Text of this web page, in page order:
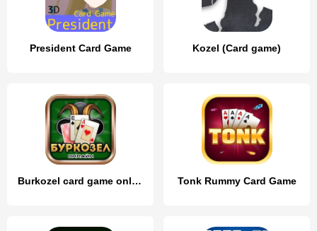
President Card Game Kozel (Card game)
Burkozel card game online Tonk Rummy Card Game